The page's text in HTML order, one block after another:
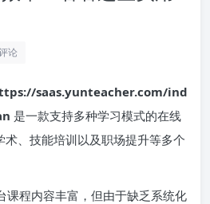
论
saas.yunteacher.com/ind
是一款支持多种学习模式的在线
、技能培训以及职场提升等多个
课程内容丰富，但由于缺乏系统化